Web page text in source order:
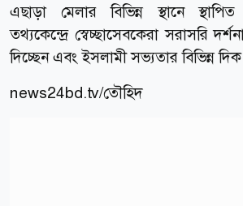
এছাড়া মেলার বিভিন্ন স্থানে
তথ্যকেন্দ্রে স্বেচ্ছাসেবকেরা সরাসরি
দিচ্ছেন এবং ইসলামী সভ্যতার বিভিন্ন
news24bd.tv/তৌহিদ